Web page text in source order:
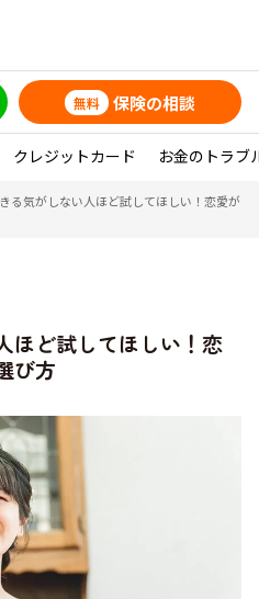
無料 保険の相談
クレジットカード お金のトラブ
る気がしない人ほど試してほしい！恋愛が
ほど試してほしい！恋
び方